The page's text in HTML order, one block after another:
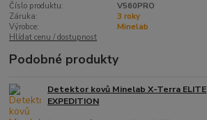
Číslo produktu:
V560PRO
Záruka:
3 roky
Výrobce:
Minelab
Hlídat cenu / dostupnost
Podobné produkty
Detektor kovů Minelab X-Terra ELITE
EXPEDITION